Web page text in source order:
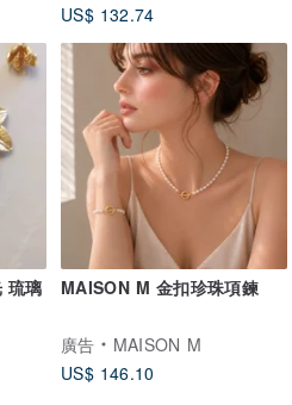
US$ 132.74
MAISON M 金扣珍珠項鍊
廣告
MAISON M
US$ 146.10